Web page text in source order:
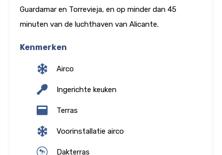
Guardamar en Torrevieja, en op minder dan 45
minuten van de luchthaven van Alicante.
Kenmerken
Airco
Ingerichte keuken
Terras
Voorinstallatie airco
Dakterras